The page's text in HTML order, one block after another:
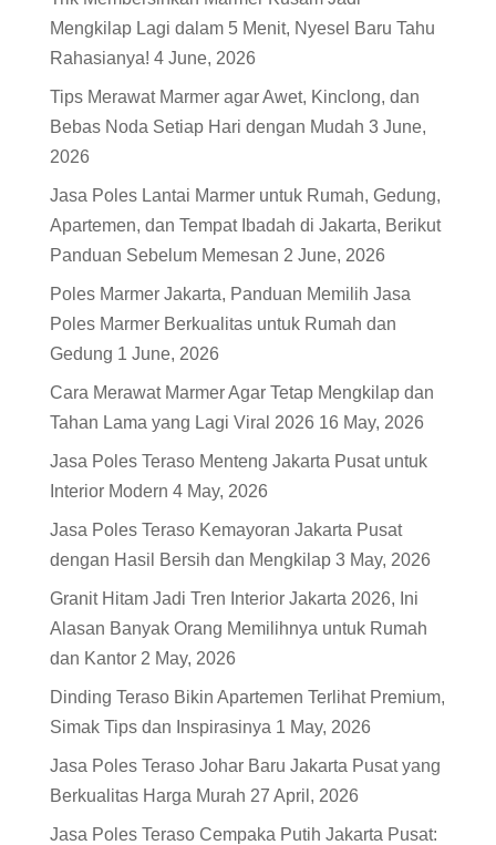
Mengkilap Lagi dalam 5 Menit, Nyesel Baru Tahu
Rahasianya! 4 June, 2026
Tips Merawat Marmer agar Awet, Kinclong, dan
Bebas Noda Setiap Hari dengan Mudah 3 June,
2026
Jasa Poles Lantai Marmer untuk Rumah, Gedung,
Apartemen, dan Tempat Ibadah di Jakarta, Berikut
Panduan Sebelum Memesan 2 June, 2026
Poles Marmer Jakarta, Panduan Memilih Jasa
Poles Marmer Berkualitas untuk Rumah dan
Gedung 1 June, 2026
Cara Merawat Marmer Agar Tetap Mengkilap dan
Tahan Lama yang Lagi Viral 2026 16 May, 2026
Jasa Poles Teraso Menteng Jakarta Pusat untuk
Interior Modern 4 May, 2026
Jasa Poles Teraso Kemayoran Jakarta Pusat
dengan Hasil Bersih dan Mengkilap 3 May, 2026
Granit Hitam Jadi Tren Interior Jakarta 2026, Ini
Alasan Banyak Orang Memilihnya untuk Rumah
dan Kantor 2 May, 2026
Dinding Teraso Bikin Apartemen Terlihat Premium,
Simak Tips dan Inspirasinya 1 May, 2026
Jasa Poles Teraso Johar Baru Jakarta Pusat yang
Berkualitas Harga Murah 27 April, 2026
Jasa Poles Teraso Cempaka Putih Jakarta Pusat: